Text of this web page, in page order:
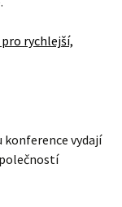
konference vydají